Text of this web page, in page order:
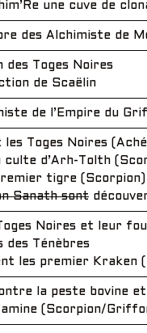
une cuve de
des Alchimiste de
des Toges Noires
de Scaëlin
de l’Empire du
Toges Noires
d’Arh-Tolth
tigre (Scorpion)
Sanath sont
Noires et leur
des Ténèbres
les premier Kraken
la peste bovine et
(Scorpion/